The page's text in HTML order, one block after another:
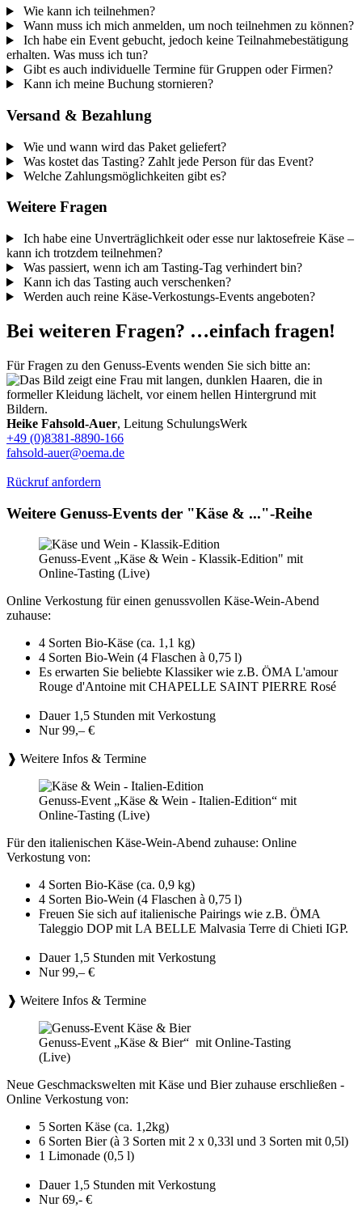
Wie kann ich teilnehmen?
Wann muss ich mich anmelden, um noch teilnehmen zu können?
Ich habe ein Event gebucht, jedoch keine Teilnahmebestätigung
erhalten. Was muss ich tun?
Gibt es auch individuelle Termine für Gruppen oder Firmen?
Kann ich meine Buchung stornieren?
Versand & Bezahlung
Wie und wann wird das Paket geliefert?
Was kostet das Tasting? Zahlt jede Person für das Event?
Welche Zahlungsmöglichkeiten gibt es?
Weitere Fragen
Ich habe eine Unverträglichkeit oder esse nur laktosefreie Käse –
kann ich trotzdem teilnehmen?
Was passiert, wenn ich am Tasting-Tag verhindert bin?
Kann ich das Tasting auch verschenken?
Werden auch reine Käse-Verkostungs-Events angeboten?
Bei weiteren Fragen? …einfach fragen!
Für Fragen zu den Genuss-Events wenden Sie sich bitte an:
Heike Fahsold-Auer, Leitung SchulungsWerk
+49 (0)8381-8890-166
fahsold-auer@oema.de
Rückruf anfordern
Weitere Genuss-Events der "Käse & ..."-Reihe
Genuss-Event „Käse & Wein - Klassik-Edition" mit
Online-Tasting (Live)
Online Verkostung für einen genussvollen Käse-Wein-Abend
zuhause:
4 Sorten Bio-Käse (ca. 1,1 kg)
4 Sorten Bio-Wein (4 Flaschen à 0,75 l)
Es erwarten Sie beliebte Klassiker wie z.B. ÖMA L'amour
Rouge d'Antoine mit CHAPELLE SAINT PIERRE Rosé
Dauer 1,5 Stunden mit Verkostung
Nur 99,– €
❱ Weitere Infos & Termine
Genuss-Event „Käse & Wein - Italien-Edition“ mit
Online-Tasting (Live)
Für den italienischen Käse-Wein-Abend zuhause: Online
Verkostung von:
4 Sorten Bio-Käse (ca. 0,9 kg)
4 Sorten Bio-Wein (4 Flaschen à 0,75 l)
Freuen Sie sich auf italienische Pairings wie z.B. ÖMA
Taleggio DOP mit LA BELLE Malvasia Terre di Chieti IGP.
Dauer 1,5 Stunden mit Verkostung
Nur 99,– €
❱ Weitere Infos & Termine
Genuss-Event „Käse & Bier“ mit Online-Tasting
(Live)
Neue Geschmackswelten mit Käse und Bier zuhause erschließen -
Online Verkostung von:
5 Sorten Käse (ca. 1,2kg)
6 Sorten Bier (à 3 Sorten mit 2 x 0,33l und 3 Sorten mit 0,5l)
1 Limonade (0,5 l)
Dauer 1,5 Stunden mit Verkostung
Nur 69,- €